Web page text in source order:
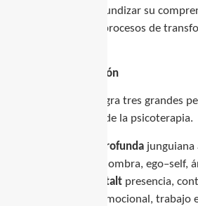
terapeutas o profundizar su
psíquica y de los procesos de
Ejes de la formación
La propuesta integra tres grandes
contemporáneas de la psicoterapia.
Psicología profunda junguiana
complejos, sombra, ego–self,
Terapia Gestalt presencia,
corporal y emocional, trabajo